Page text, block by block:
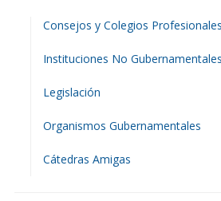
Consejos y Colegios Profesionales
Instituciones No Gubernamentales
Legislación
Organismos Gubernamentales
Cátedras Amigas